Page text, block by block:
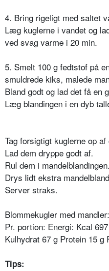
4. Bring rigeligt med saltet
Læg kuglerne i vandet og
ved svag varme i 20 min.
5. Smelt 100 g fedtstof på
smuldrede kiks, malede
Bland godt og lad det få en
Læg blandingen i en dyb
Tag forsigtigt kuglerne op
Lad dem dryppe godt af.
Rul dem i mandelblandingen.
Drys lidt ekstra
Server straks.
Blommekugler med mandler:
Pr. portion: Energi: Kcal
Kulhydrat 67 g Protein 15 g
Tips: